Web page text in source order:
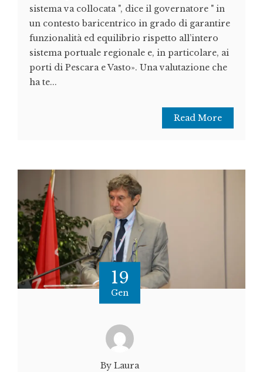
sistema va collocata ", dice il governatore " in
un contesto baricentrico in grado di garantire
funzionalità ed equilibrio rispetto all’intero
sistema portuale regionale e, in particolare, ai
porti di Pescara e Vasto». Una valutazione che
ha te...
Read More
19
Gen
By Laura